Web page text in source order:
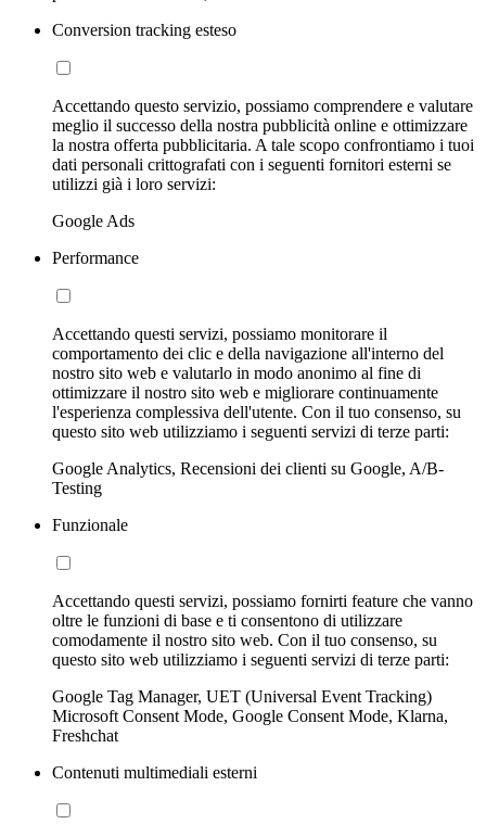
Conversion tracking esteso
Accettando questo servizio, possiamo comprendere e valutare
meglio il successo della nostra pubblicità online e ottimizzare
la nostra offerta pubblicitaria. A tale scopo confrontiamo i tuoi
dati personali crittografati con i seguenti fornitori esterni se
utilizzi già i loro servizi:
Google Ads
Performance
Accettando questi servizi, possiamo monitorare il
comportamento dei clic e della navigazione all'interno del
nostro sito web e valutarlo in modo anonimo al fine di
ottimizzare il nostro sito web e migliorare continuamente
l'esperienza complessiva dell'utente. Con il tuo consenso, su
questo sito web utilizziamo i seguenti servizi di terze parti:
Google Analytics, Recensioni dei clienti su Google, A/B-
Testing
Funzionale
Accettando questi servizi, possiamo fornirti feature che vanno
oltre le funzioni di base e ti consentono di utilizzare
comodamente il nostro sito web. Con il tuo consenso, su
questo sito web utilizziamo i seguenti servizi di terze parti:
Google Tag Manager, UET (Universal Event Tracking)
Microsoft Consent Mode, Google Consent Mode, Klarna,
Freshchat
Contenuti multimediali esterni